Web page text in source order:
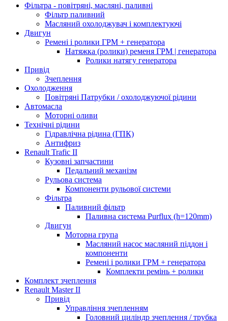
Фільтра - повітряні, масляні, паливні
Фільтр паливний
Масляний охолоджувач і комплектуючі
Двигун
Ремені і ролики ГРМ + генератора
Натяжка (ролики) ременя ГРМ | генератора
Ролики натягу генератора
Привід
Зчеплення
Охолодження
Повітряні Патрубки / охолоджуючої рідини
Автомасла
Моторні оливи
Технічні рідини
Гідравлічна рідина (ГПК)
Антифриз
Renault Trafic II
Кузовні запчастини
Педальний механізм
Рульова система
Компоненти рульової системи
Фільтра
Паливний фільтр
Паливна система Purflux (h=120mm)
Двигун
Моторна група
Масляний насос масляний піддон і
компоненти
Ремені і ролики ГРМ + генератора
Комплекти ремінь + ролики
Комплект зчеплення
Renault Master II
Привід
Управління зчепленням
Головний циліндр зчеплення / трубка